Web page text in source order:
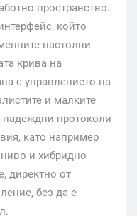
пространство.
който
настолни
крива на
с управлението на
и малките
надеждни протоколи
като например
и хибридно
директно от
без да е